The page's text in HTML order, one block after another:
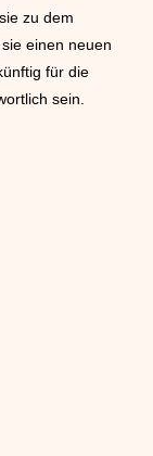
zu dem
einen neuen
für die
sein.